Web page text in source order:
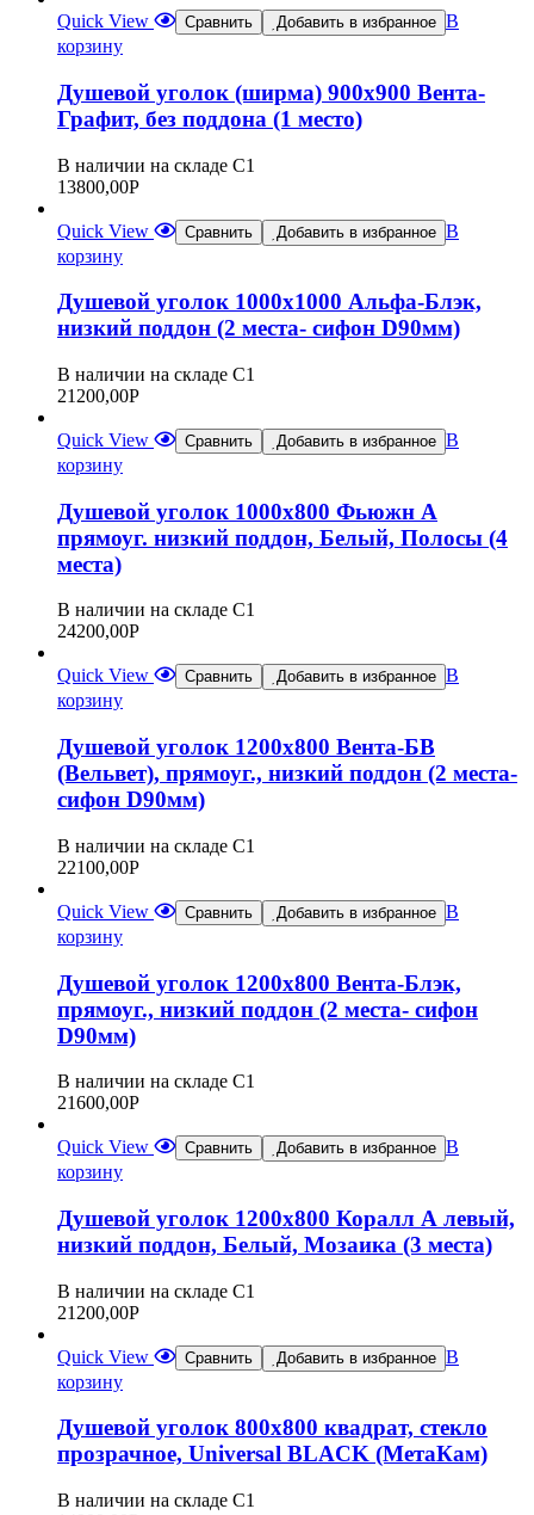
Quick View Сравнить Добавить в избранное В
корзину
Душевой уголок (ширма) 900х900 Вента-
Графит, без поддона (1 место)
В наличии на складе С1
13800,00Р
Quick View Сравнить Добавить в избранное В
корзину
Душевой уголок 1000х1000 Альфа-Блэк,
низкий поддон (2 места- сифон D90мм)
В наличии на складе С1
21200,00Р
Quick View Сравнить Добавить в избранное В
корзину
Душевой уголок 1000х800 Фьюжн А
прямоуг. низкий поддон, Белый, Полосы (4
места)
В наличии на складе С1
24200,00Р
Quick View Сравнить Добавить в избранное В
корзину
Душевой уголок 1200х800 Вента-БВ
(Вельвет), прямоуг., низкий поддон (2 места-
сифон D90мм)
В наличии на складе С1
22100,00Р
Quick View Сравнить Добавить в избранное В
корзину
Душевой уголок 1200х800 Вента-Блэк,
прямоуг., низкий поддон (2 места- сифон
D90мм)
В наличии на складе С1
21600,00Р
Quick View Сравнить Добавить в избранное В
корзину
Душевой уголок 1200х800 Коралл А левый,
низкий поддон, Белый, Мозаика (3 места)
В наличии на складе С1
21200,00Р
Quick View Сравнить Добавить в избранное В
корзину
Душевой уголок 800х800 квадрат, стекло
прозрачное, Universal BLACK (МетаКам)
В наличии на складе С1